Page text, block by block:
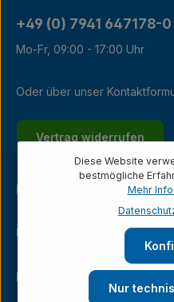
+49 (0) 7941 647178-0
Mo-Fr, 09:00 - 17:00 Uhr
Oder über unser
Vertrag widerrufen
Kundenservice
Unternehmen
Ladengeschäft
Diese Website
bestmögliche
Mehr
Nur